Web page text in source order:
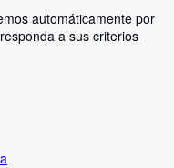
automáticamente por
a sus criterios